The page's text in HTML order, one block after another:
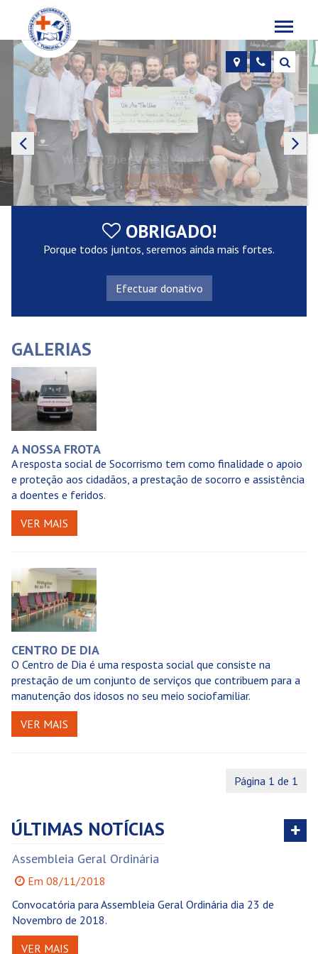
LocalizaçãoContactos
Toggle
We Are The Wine - Vale da Capucha
SAIBA MAIS
OBRIGADO!
Porque todos juntos, seremos ainda mais fortes.
Efectuar donativo
GALERIAS
A NOSSA FROTA
A resposta social de Socorrismo tem como finalidade o apoio
e proteção aos cidadãos, a prestação de socorro e assistência
a doentes e feridos.
VER MAIS
CENTRO DE DIA
O Centro de Dia é uma resposta social que consiste na
prestação de um conjunto de serviços que contribuem para a
manutenção dos idosos no seu meio sociofamiliar.
VER MAIS
Página 1 de 1
ÚLTIMAS NOTÍCIAS
Ver
Assembleia Geral Ordinária
Em 08/11/2018
Convocatória para Assembleia Geral Ordinária dia 23 de
Novembro de 2018.
VER MAIS